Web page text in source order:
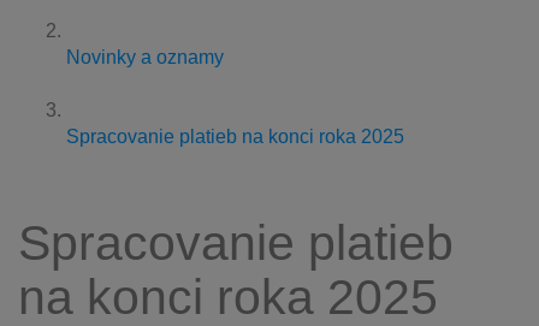
Novinky a oznamy
Spracovanie platieb na konci roka 2025
Spracovanie platieb
na konci roka 2025